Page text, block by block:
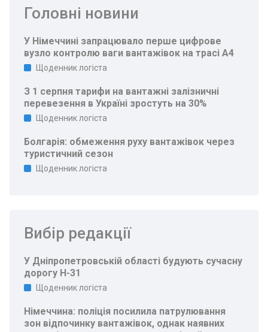
Головні новини
У Німеччині запрацювало перше цифрове
вузло контролю ваги вантажівок на трасі A4
Щоденник логіста
З 1 серпня тарифи на вантажні залізничні
перевезення в Україні зростуть на 30%
Щоденник логіста
Болгарія: обмеження руху вантажівок через
туристичний сезон
Щоденник логіста
Вибір редакції
У Дніпропетровській області будують сучасну
дорогу Н-31
Щоденник логіста
Німеччина: поліція посилила патрулювання
зон відпочинку вантажівок, однак наявних